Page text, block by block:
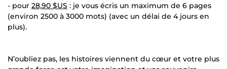
- pour 28,90 $US : je vous écris un maximum de 6 pages
(environ 2500 à 3000 mots) (avec un délai de 4 jours en
plus).
N’oubliez pas, les histoires viennent du cœur et votre plus